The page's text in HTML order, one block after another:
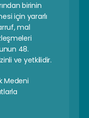
birinin
için yararlı
mal
48.
ve yetkilidir.
Medeni